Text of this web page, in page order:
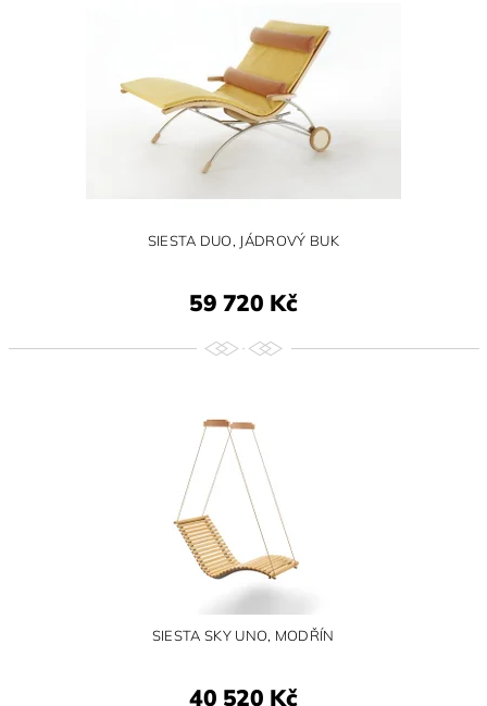
SIESTA DUO, JÁDROVÝ BUK
59 720 Kč
SIESTA SKY UNO, MODŘÍN
40 520 Kč